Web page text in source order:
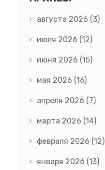
августа 2026 (3)
июля 2026 (12)
июня 2026 (15)
мая 2026 (16)
апреля 2026 (7)
марта 2026 (14)
февраля 2026 (12)
января 2026 (13)